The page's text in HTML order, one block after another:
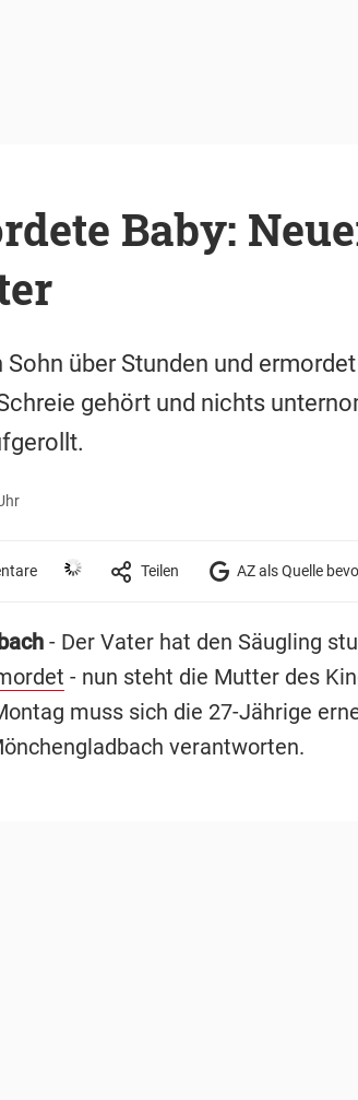
Baby:
über Stunden und
gehört und nichts
Teilen AZ als Quelle
- Der Vater hat den Säugling
- nun steht die Mutter des
muss sich die 27-Jährige
verantworten.